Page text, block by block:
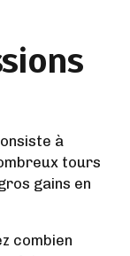
à
tours
gains en
combien